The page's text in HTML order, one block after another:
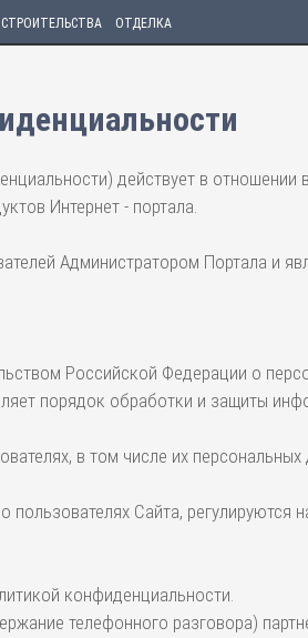
ОТДЕЛКА
действует в
Интернет - портала.
Администратором Портала и
Российской Федерации о
порядок обработки и защиты
в том числе их
Сайта,
конфиденциальности.
телефонного разговора)